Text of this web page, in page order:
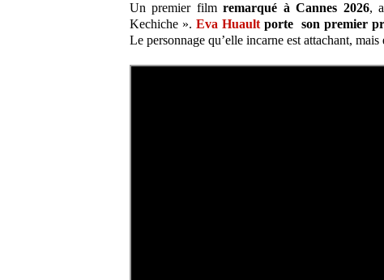
Un premier filmremarqué à Cannes 2026,
Kechiche ». Eva Huaultporte son premier
Le personnage qu’elle incarne est attachant, mais